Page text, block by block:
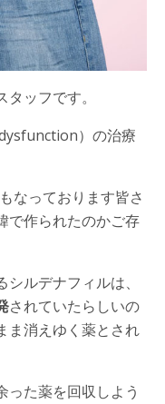
タッフです。
）の治療
なっております皆さ
で作られたのかご存
ルデナフィルは、
されていたらしいの
ま消えゆく薬とされ
った薬を回収しよう